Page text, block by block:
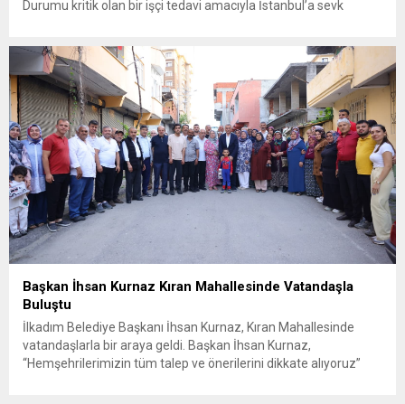
Durumu kritik olan bir işçi tedavi amacıyla İstanbul’a sevk
ilçesine...
Başkan İhsan Kurnaz Kıran Mahallesinde Vatandaşla
Buluştu
İlkadım Belediye Başkanı İhsan Kurnaz, Kıran Mahallesinde
vatandaşlarla bir araya geldi. Başkan İhsan Kurnaz,
“Hemşehrilerimizin tüm talep ve önerilerini dikkate alıyoruz”